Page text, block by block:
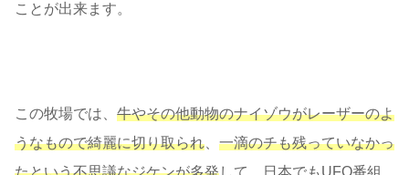
ことが出来ます。
この牧場では、 牛やその他動物のナイゾウがレーザーのよ
うなもので綺麗に切り取られ
一滴のチも残っていなかっ